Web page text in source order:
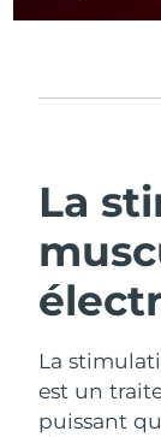
La
La
est un
puissant